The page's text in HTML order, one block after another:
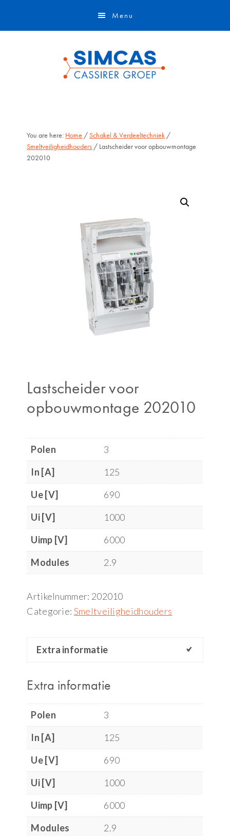
Menu
You are here: Home /Schakel & Verdeeltechniek /
Smeltveiligheidhouders / Lastscheider voor opbouwmontage
202010
Lastscheider voor
opbouwmontage 202010
Polen
3
In [A]
125
Ue [V]
690
Ui [V]
1000
Uimp [V]
6000
Modules
2.9
Artikelnummer: 202010
Categorie: Smeltveiligheidhouders
Extra informatie
Extra informatie
Polen
3
In [A]
125
Ue [V]
690
Ui [V]
1000
Uimp [V]
6000
Modules
2.9